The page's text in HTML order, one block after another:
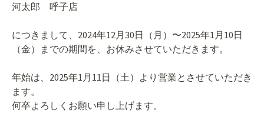
河太郎 呼子店
につきまして、2024年12月30日（月）〜2025年1月10日
（金）までの期間を、お休みさせていただきます。
年始は、2025年1月11日（土）より営業とさせていただき
ます。
何卒よろしくお願い申し上げます。